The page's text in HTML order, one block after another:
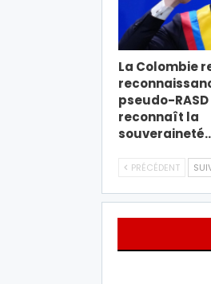
La Colombie
pseudo-
reconnaît la
PRÉCÉDENT